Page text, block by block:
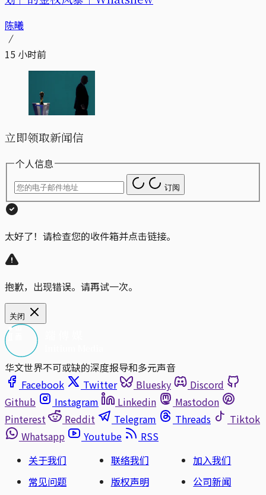
陈曦
15 小时前
立即领取新闻信
个人信息
订阅
太好了！请检查您的收件箱并点击链接。
抱歉，出现错误。请再试一次。
关闭
华文世界不可或缺的深度报导和多元声音
Facebook
Twitter Bluesky
Discord
Github
Instagram Linkedin
Mastodon
Pinterest
Reddit Telegram Threads
Tiktok
Whatsapp
Youtube
RSS
关于我们
联络我们
加入我们
常见问题
版权声明 公司新闻